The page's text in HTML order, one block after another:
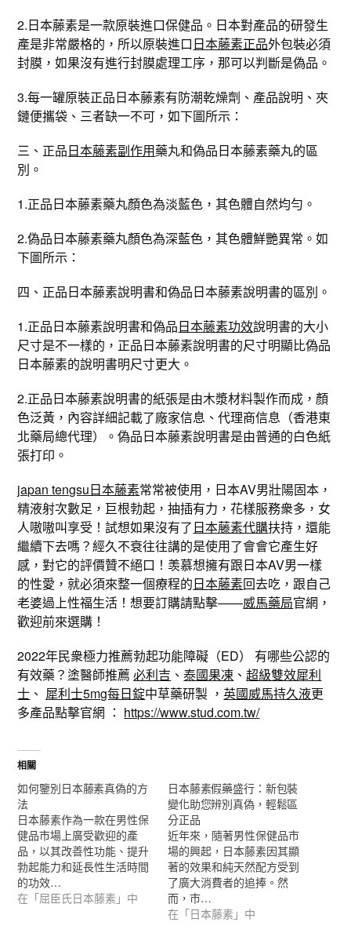
2.日本藤素是一款原裝進口保健品。日本對產品的研發生
產是非常嚴格的，所以原裝進口日本藤素正品外包裝必須
封膜，如果沒有進行封膜處理工序，那可以判斷是偽品。
3.每一罐原裝正品日本藤素有防潮乾燥劑、產品說明、夾
鏈便攜袋、三者缺一不可，如下圖所示：
三、正品日本藤素副作用藥丸和偽品日本藤素藥丸的區
別。
1.正品日本藤素藥丸顏色為淡藍色，其色體自然均勻。
2.偽品日本藤素藥丸顏色為深藍色，其色體鮮艷異常。如
下圖所示：
四、正品日本藤素說明書和偽品日本藤素說明書的區別。
1.正品日本藤素說明書和偽品日本藤素功效說明書的大小
尺寸是不一樣的，正品日本藤素說明書的尺寸明顯比偽品
日本藤素的說明書明尺寸更大。
2.正品日本藤素說明書的紙張是由木漿材料製作而成，顏
色泛黃，內容詳細記載了廠家信息、代理商信息（香港東
北藥局總代理）。偽品日本藤素說明書是由普通的白色紙
張打印。
japan tengsu日本藤素常常被使用，日本AV男壯陽固本，
精液射次數足，巨根勃起，抽插有力，花樣服務衆多，女
人嗷嗷叫享受！試想如果沒有了日本藤素代購扶持，還能
繼續下去嗎？經久不衰往往講的是使用了會會它產生好
感，對它的評價贊不絕口！羡慕想擁有跟日本AV男一樣
的性愛，就必須來整一個療程的日本藤素回去吃，跟自己
老婆過上性福生活！想要訂購請點擊——威馬藥局官網，
歡迎前來選購！
2022年民衆極力推薦勃起功能障礙（ED） 有哪些公認的
有效藥？塗醫師推薦必利吉 、泰國果凍 、超級雙效犀利
士 、 犀利士5mg每日錠中草藥研製 ，英國威馬持久液更
多產品點擊官網 ： https://www.stud.com.tw/
相關
如何鑒別日本藤素真偽的方
法
日本藤素作為一款在男性保
健品市場上廣受歡迎的產
品，以其改善性功能、提升
勃起能力和延長性生活時間
的功效…
在「屈臣氏日本藤素」中
日本藤素假藥盛行：新包裝
變化助您辨別真偽，輕鬆區
分正品
近年來，隨著男性保健品市
場的興起，日本藤素因其顯
著的效果和純天然配方受到
了廣大消費者的追捧。然
而，市…
在「日本藤素」中